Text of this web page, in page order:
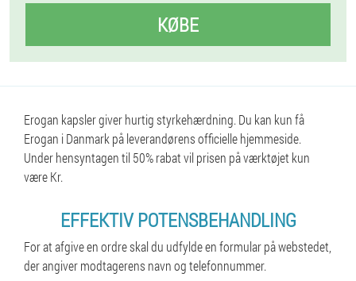
KØBE
Erogan kapsler giver hurtig styrkehærdning. Du kan kun få
Erogan i Danmark på leverandørens officielle hjemmeside.
Under hensyntagen til 50% rabat vil prisen på værktøjet kun
være Kr.
EFFEKTIV POTENSBEHANDLING
For at afgive en ordre skal du udfylde en formular på webstedet,
der angiver modtagerens navn og telefonnummer.